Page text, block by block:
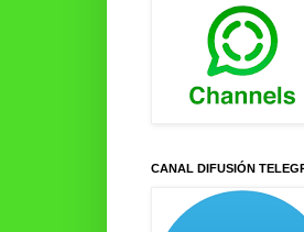
CANAL DIFUSIÓN